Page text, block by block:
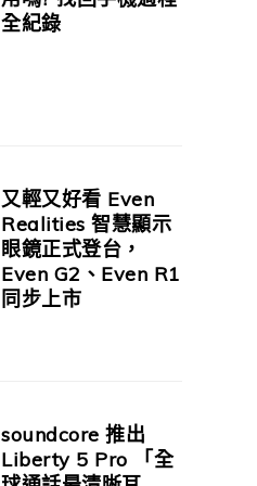
全紀錄
又輕又好看 Even
Realities 智慧顯示
眼鏡正式登台，
Even G2、Even R1
同步上市
soundcore 推出
Liberty 5 Pro 「全